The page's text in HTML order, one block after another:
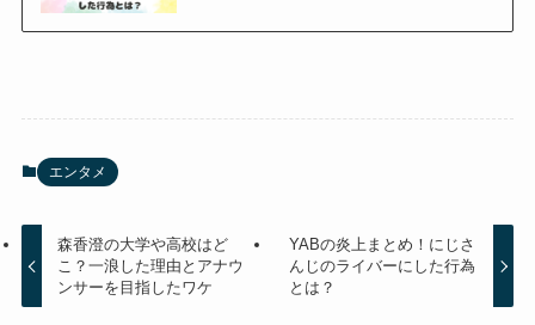
エンタメ
森香澄の大学や高校はど
こ？一浪した理由とアナウ
ンサーを目指したワケ
YABの炎上まとめ！にじさ
んじのライバーにした行為
とは？